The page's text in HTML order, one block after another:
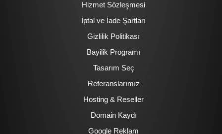
Hizmet Sözleşmesi
İptal ve İade Şartları
Gizlilik Politikası
Bayilik Programı
Tasarım Seç
Referanslarımız
Hosting & Reseller
Domain Kaydı
Google Reklam